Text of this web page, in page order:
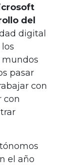
del
digital
mundos
pasar
con
con
el año